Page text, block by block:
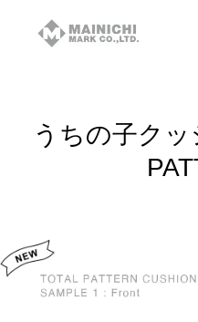
うちの子ク